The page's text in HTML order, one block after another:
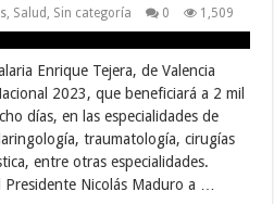
Salud Sin categoría 0 1,509
Enrique Tejera, de Valencia
2023, que beneficiará a 2 mil
días, en las especialidades de
traumatología, cirugías
entre otras especialidades.
Nicolás Maduro a …